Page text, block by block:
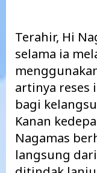
Terahir, Hi
selama ia
artinya reses
bagi
Kanan
Nagamas
langsung